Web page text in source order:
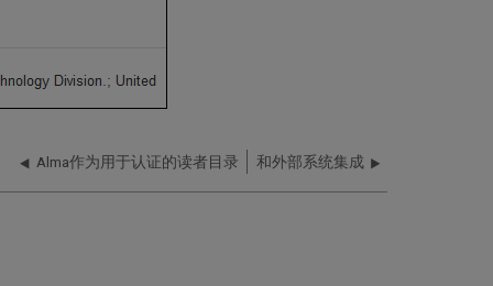
Alma作为用于认证的读者目录 和外部系统集成